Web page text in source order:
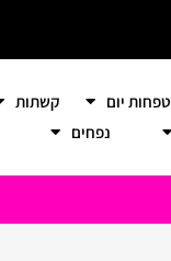
יום קשתות
נפחים